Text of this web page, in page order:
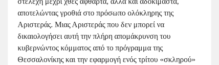
αποτελώντας γροθιά στο πρόσωπο ολόκληρης της
Αριστεράς. Μιας Αριστεράς που δεν μπορεί να
δικαιολογήσει αυτή την πλήρη απομάκρυνση του
κυβερνώντος κόμματος από το πρόγραμμα της
Θεσσαλονίκης και την εφαρμογή ενός τρίτου «σκληρού»